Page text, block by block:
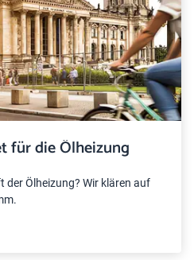
für die Ölheizung
der Ölheizung? Wir klären auf